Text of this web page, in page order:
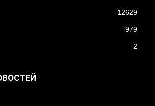
12629
979
2